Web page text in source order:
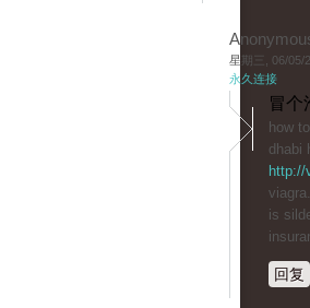
星期三, 06/05/
永久连接
冒个
how
dhabi
http://
viagra.
is
回复